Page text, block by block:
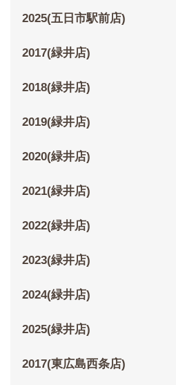
2025(五日市駅前店)
2017(緑井店)
2018(緑井店)
2019(緑井店)
2020(緑井店)
2021(緑井店)
2022(緑井店)
2023(緑井店)
2024(緑井店)
2025(緑井店)
2017(東広島西条店)